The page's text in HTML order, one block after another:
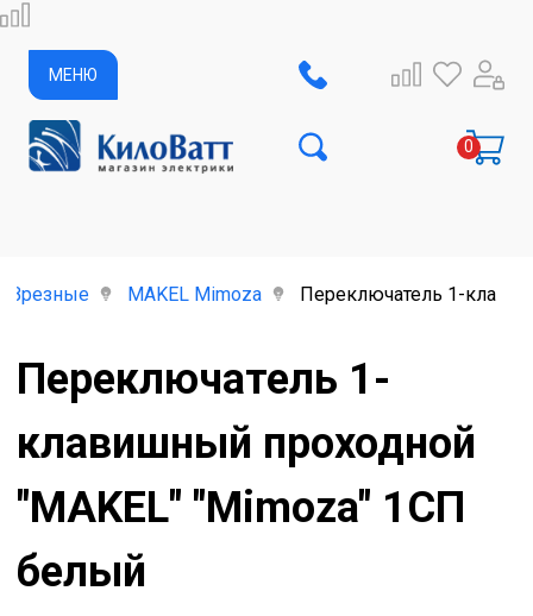
МЕНЮ
Врезные MAKEL Mimoza Переключатель 1-
Переключатель 1-
клавишный проходной
"MAKEL" "Mimoza" 1СП
белый